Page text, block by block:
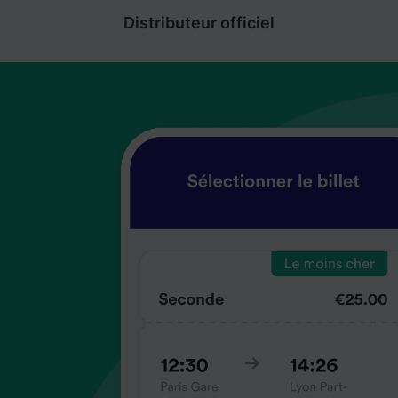
Distributeur officiel